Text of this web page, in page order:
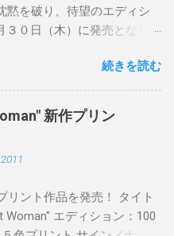
黙を破り、待望のエディシ
３０日（木）に発売となり
タイルは今作でも健在。(
こちらから ) 発売日：6月30
ル：SWEET KISS カラー：
PINK/YELLOW エディショ
：800mm × 550mm 価格：
購入は、 こちら から
続きを読む
新作プリン
リント作品を発売！ タイト
Woman" エディション：100